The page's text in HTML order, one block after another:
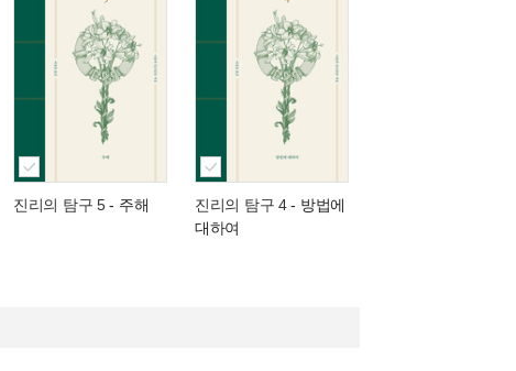
진리의 탐구 5- 주해 진리의 탐구 4- 방법에
대하여